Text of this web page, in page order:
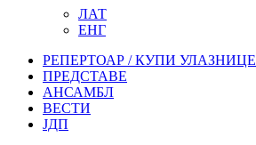
ЛАТ
ЕНГ
РЕПЕРТОАР / КУПИ УЛАЗНИЦЕ
ПРЕДСТАВЕ
АНСАМБЛ
ВЕСТИ
ЈДП